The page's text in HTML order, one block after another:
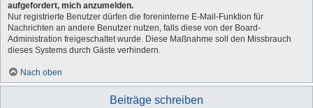
aufgefordert, mich anzumelden.
Nur registrierte Benutzer dürfen die foreninterne E-Mail-Funktion für
Nachrichten an andere Benutzer nutzen, falls diese von der Board-
Administration freigeschaltet wurde. Diese Maßnahme soll den Missbrauch
dieses Systems durch Gäste verhindern.
Nach oben
Beiträge schreiben